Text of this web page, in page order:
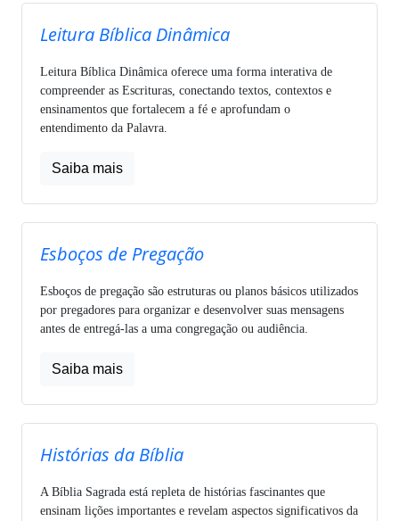
Leitura Bíblica Dinâmica
Leitura Bíblica Dinâmica oferece uma forma interativa de
compreender as Escrituras, conectando textos, contextos e
ensinamentos que fortalecem a fé e aprofundam o
entendimento da Palavra.
Saiba mais
Esboços de Pregação
Esboços de pregação são estruturas ou planos básicos utilizados
por pregadores para organizar e desenvolver suas mensagens
antes de entregá-las a uma congregação ou audiência.
Saiba mais
Histórias da Bíblia
A Bíblia Sagrada está repleta de histórias fascinantes que
ensinam lições importantes e revelam aspectos significativos da